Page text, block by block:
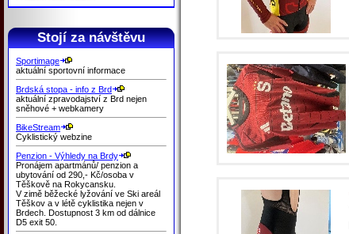
Stojí za návštěvu
Sportimage
aktuální sportovní informace
Brdská stopa - info z Brd
aktuální zpravodajství z Brd nejen
sněhové + webkamery
BikeStream
Cyklistický webzine
Penzion - Výhledy na Brdy
Pronájem apartmánů/ penzion a
ubytování od 290,- Kč/osoba v
Těškově na Rokycansku.
V zimě běžecké lyžování ve Ski areál
Těškov a v létě cyklistika nejen v
Brdech. Dostupnost 3 km od dálnice
D5 exit 50.